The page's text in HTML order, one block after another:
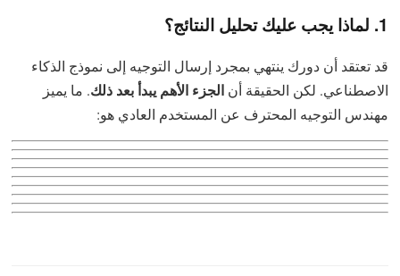
1. لماذا يجب عليك تحليل النتائج؟
قد تعتقد أن دورك ينتهي بمجرد إرسال التوجيه إلى نموذج الذكاء
الاصطناعي. لكن الحقيقة أن الجزء الأهم يبدأ بعد ذلك. ما يميز
مهندس التوجيه المحترف عن المستخدم العادي هو: